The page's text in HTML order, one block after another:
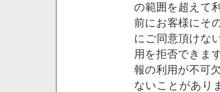
の範囲を超えて
前にお客様にそ
にご同意頂けな
用を拒否できま
報の利用が不可
ないことがあり